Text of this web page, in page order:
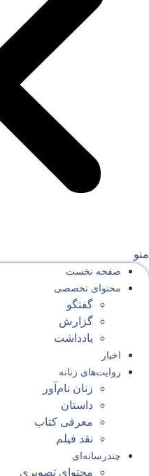
صفحه‌ نخست
محتوای‌ تخصصی
گفتگو
گزارش
یادداشت
اخبار
روایت‌های زنانه
زنان نام‌آور
داستان
معرفی کتاب
نقد فیلم
چندرسانه‌ای
محتوای تصویری